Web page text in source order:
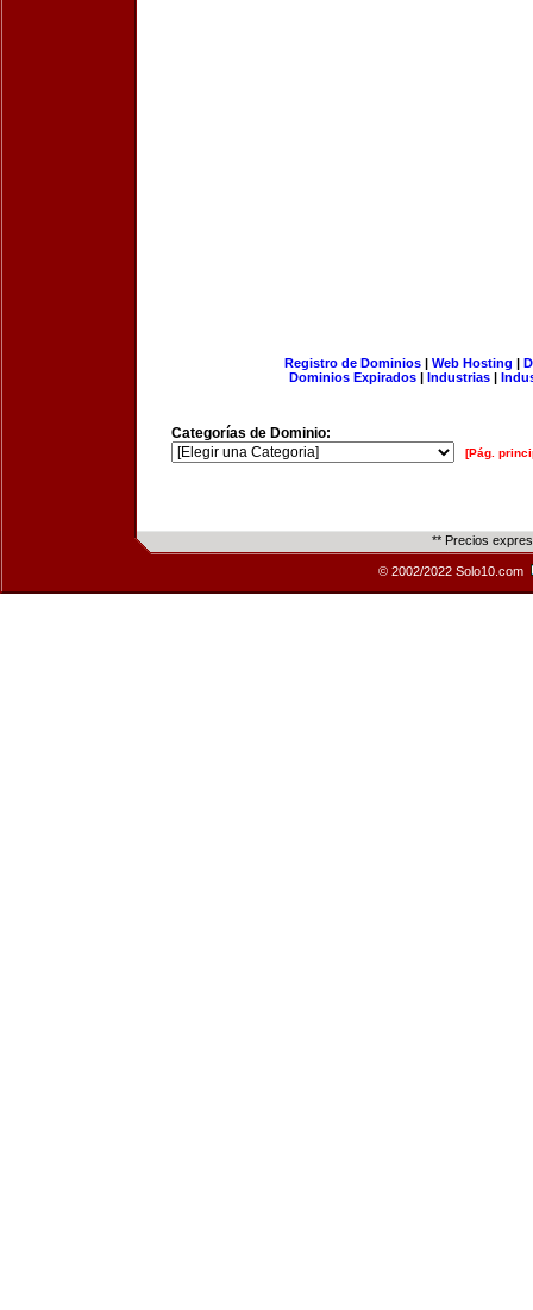
Registro de Dominios| Web Hosting |
Dominios Expirados | Industrias |
Categorías de Dominio:
[Pág.
** Precios
© 2002/2022 Solo10.com